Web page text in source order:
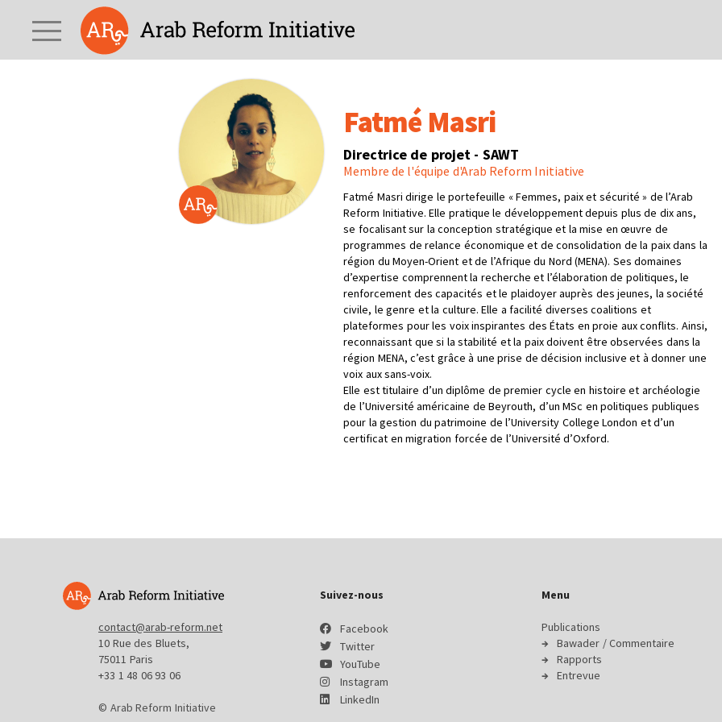
Fatmé Masri
Directrice de projet - SAWT
Membre de l'équipe d'Arab Reform Initiative
Fatmé Masri dirige le portefeuille « Femmes, paix et sécurité » de l’Arab
Reform Initiative. Elle pratique le développement depuis plus de dix ans,
se focalisant sur la conception stratégique et la mise en œuvre de
programmes de relance économique et de consolidation de la paix dans la
région du Moyen-Orient et de l’Afrique du Nord (MENA). Ses domaines
d’expertise comprennent la recherche et l’élaboration de politiques, le
renforcement des capacités et le plaidoyer auprès des jeunes, la société
civile, le genre et la culture. Elle a facilité diverses coalitions et
plateformes pour les voix inspirantes des États en proie aux conflits. Ainsi,
reconnaissant que si la stabilité et la paix doivent être observées dans la
région MENA, c’est grâce à une prise de décision inclusive et à donner une
voix aux sans-voix.
Elle est titulaire d’un diplôme de premier cycle en histoire et archéologie
de l’Université américaine de Beyrouth, d’un MSc en politiques publiques
pour la gestion du patrimoine de l’University College London et d’un
certificat en migration forcée de l’Université d’Oxford.
contact@arab-reform.net
10 Rue des Bluets,
75011 Paris
+33 1 48 06 93 06
© Arab Reform Initiative
Suivez-nous
Facebook
Twitter
YouTube
Instagram
LinkedIn
Menu
Publications
Bawader / Commentaire
Rapports
Entrevue